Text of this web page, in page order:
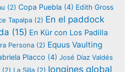
(2) Copa Puebla (4) Edith Gross
Tapalpa (2) En el paddock
(15) En Kür con Los Padilla
Persona (2) Equus Vaulting
Placco (4) José Díaz Valdés
(2) La Silla (2) longines global